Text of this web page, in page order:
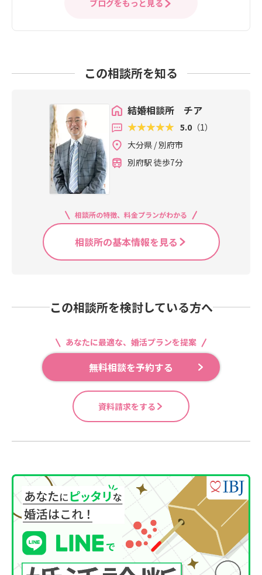
ブログをもっと見る
この相談所を知る
結婚相談所 チア
5.0 （1）
大分県 / 別府市
別府駅 徒歩7分
相談所の特徴、料金プランがわかる
相談所の基本情報を見る
この相談所を検討している方へ
あなたに最適な、婚活プランを提案
無料相談を予約する
資料請求をする